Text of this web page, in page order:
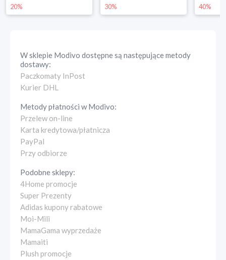
30% 40% 25%
W sklepie Modivo dostępne są następujące metody
dostawy:
Paczkomaty InPost
Kurier DHL
Metody płatności wModivo:
Przelew on-line
Karta kredytowa/płatnicza
PayPal
Przy odbiorze
Podobne sklepy:
4Home promocje
Super Prezenty
Adidas kupony rabatowe
Moi-Mili
MamaGama wyprzedaże
Mamaiti
Plush promocje